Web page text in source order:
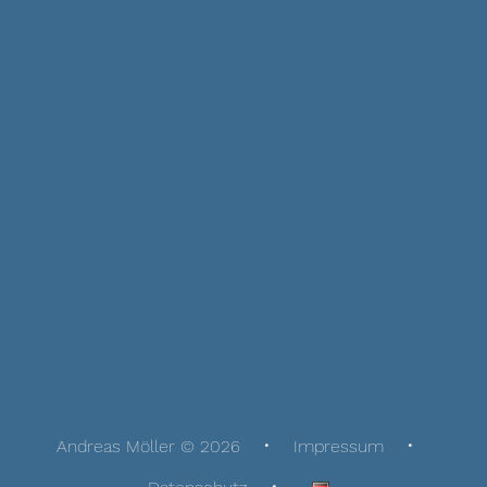
Andreas Möller © 2026
Impressum